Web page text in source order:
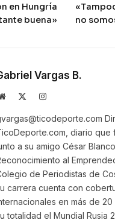
en Hungría
buena»
no
Vargas B.
Website Instagram
diario que
a su amigo César
al
de Periodistas de
carrera cuenta con
en más de
totalidad el Mundial Rusia